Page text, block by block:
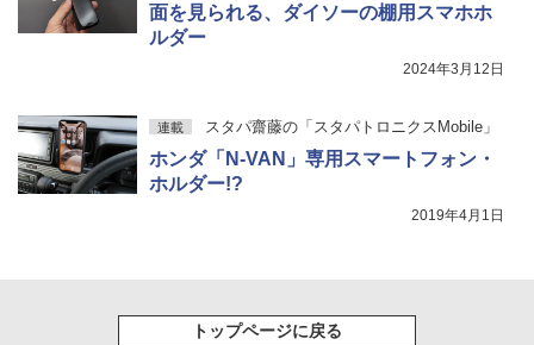
面を見られる、ダイソーの棚用スマホホ
ルダー
2024年3月12日
連載 スタパ齋藤の「スタパトロニクスMobile」
ホンダ「N-VAN」専用スマートフォン・
ホルダー!?
2019年4月1日
トップページに戻る